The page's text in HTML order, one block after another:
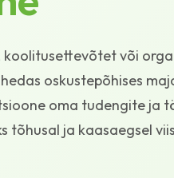
koolitusettevõtet või
oskustepõhises
oma tudengite ja
tõhusal ja kaasaegsel